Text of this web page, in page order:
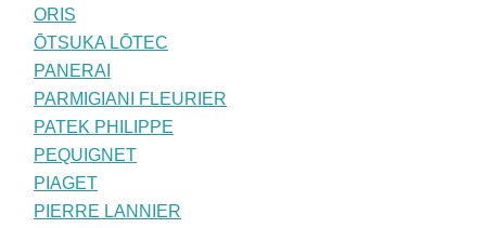
ORIS
ŌTSUKA LŌTEC
PANERAI
PARMIGIANI FLEURIER
PATEK PHILIPPE
PEQUIGNET
PIAGET
PIERRE LANNIER